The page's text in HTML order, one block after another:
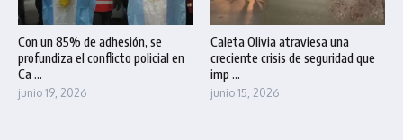
Con un 85% de adhesión, se
profundiza el conflicto policial en
Ca ...
junio 19, 2026
Caleta Olivia atraviesa una
creciente crisis de seguridad que
imp ...
junio 15, 2026